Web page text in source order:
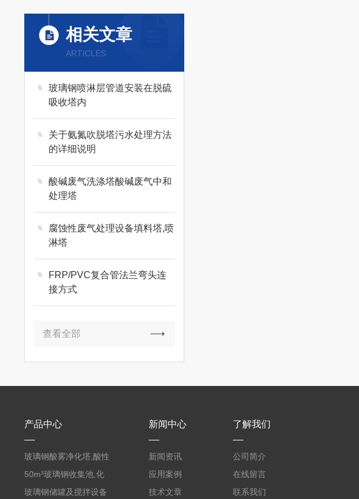
相关文章
ARTICLES
玻璃钢喷淋层管道安装在脱硫
吸收塔内
关于氨氮吹脱塔污水处理方法
的详细说明
酸碱废气洗涤塔酸碱废气中和
处理塔
腐蚀性废气处理设备填料塔,喷
淋塔
FRP/PVC复合管法兰弯头连
接方式
查看全部
产品中心
玻璃钢酸雾净化塔,酸性
废气洗涤塔处理工艺
50m³玻璃钢收集池,化
粪罐
玻璃钢储罐及搅拌设备
新闻中心
新闻资讯
应用案例
技术文章
了解我们
公司简介
在线留言
联系我们